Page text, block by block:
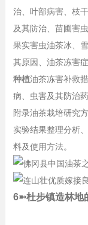
治、叶部病害、枝
及其防治、苗圃害
果实害虫油茶冰、
其原因、油茶冻害
种植油茶冻害补救
病、虫害及其防治
附录油茶栽培研究
实验结果整理分析
料及使用方法。
6➼杜步镇造林地